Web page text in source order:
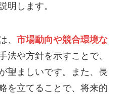
明します。
、 市場動向や競合環境な
法や方針を示すことで、
望ましいです。また、長
を立てることで、将来的